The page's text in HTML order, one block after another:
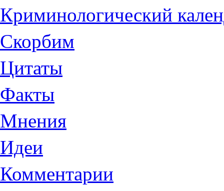
Криминологический
Скорбим
Цитаты
Факты
Мнения
Идеи
Комментарии